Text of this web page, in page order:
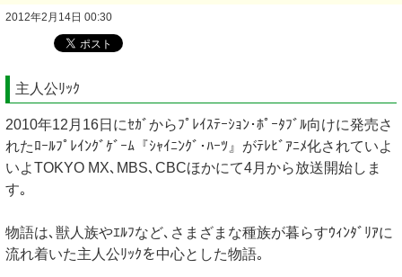
2012年2月14日 00:30
主人公ﾘｯｸ
2010年12月16日にｾｶﾞからﾌﾟﾚｲｽﾃｰｼｮﾝ･ﾎﾟｰﾀﾌﾞﾙ向けに発売さ
れたﾛｰﾙﾌﾟﾚｲﾝｸﾞｹﾞｰﾑ『ｼｬｲﾆﾝｸﾞ･ﾊｰﾂ』がﾃﾚﾋﾞｱﾆﾒ化されていよ
いよTOKYO MX､MBS､CBCほかにて4月から放送開始しま
す｡
物語は､獣人族やｴﾙﾌなど､さまざまな種族が暮らすｳｨﾝﾀﾞﾘｱに
流れ着いた主人公ﾘｯｸを中心とした物語｡